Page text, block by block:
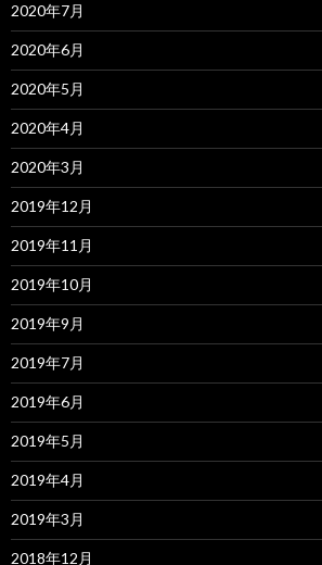
2020年7月
2020年6月
2020年5月
2020年4月
2020年3月
2019年12月
2019年11月
2019年10月
2019年9月
2019年7月
2019年6月
2019年5月
2019年4月
2019年3月
2018年12月